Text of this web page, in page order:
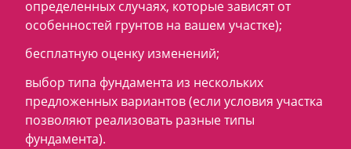
определенных случаях, которые зависят от
особенностей грунтов на вашем участке);
бесплатную оценку изменений;
выбор типа фундамента из нескольких
предложенных вариантов (если условия участка
позволяют реализовать разные типы
фундамента).